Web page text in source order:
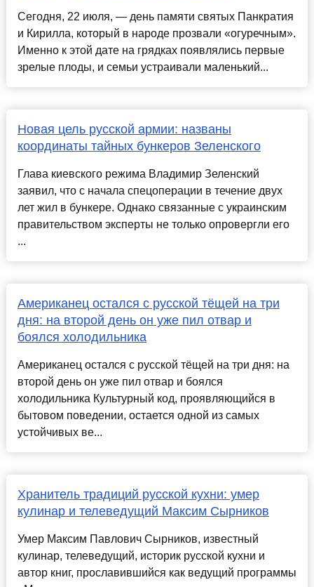
Сегодня, 22 июля, — день памяти святых Панкратия
и Кирилла, который в народе прозвали «огуречным».
Именно к этой дате на грядках появлялись первые
зрелые плоды, и семьи устраивали маленький...
Новая цель русской армии: названы
координаты тайных бункеров Зеленского
Глава киевского режима Владимир Зеленский
заявил, что с начала спецоперации в течение двух
лет жил в бункере. Однако связанные с украинским
правительством эксперты не только опровергли его
...
Американец остался с русской тёщей на три
дня: на второй день он уже пил отвар и
боялся холодильника
Американец остался с русской тёщей на три дня: на
второй день он уже пил отвар и боялся
холодильника Культурный код, проявляющийся в
бытовом поведении, остается одной из самых
устойчивых ве...
Хранитель традиций русской кухни: умер
кулинар и телеведущий Максим Сырников
Умер Максим Павлович Сырников, известный
кулинар, телеведущий, историк русской кухни и
автор книг, прославившийся как ведущий программы